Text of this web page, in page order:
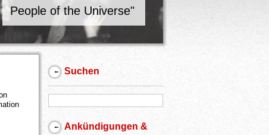
People of the Universe"
Suchen
Ankündigungen &